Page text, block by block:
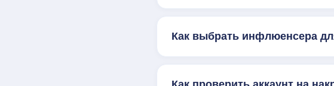
Как выбрать инфлюенсера